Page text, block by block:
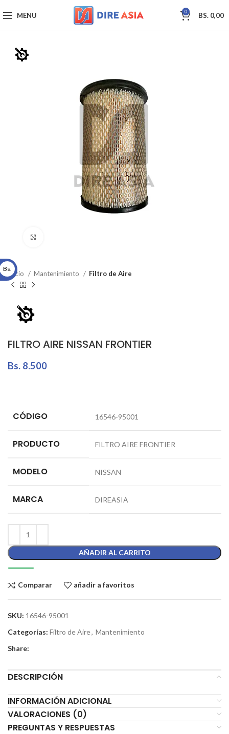
MENU 0 BS. 0,00
Inicio Mantenimiento Filtro de Aire
FILTRO AIRE NISSAN FRONTIER
Bs. 8.500
CÓDIGO 16546-95001
PRODUCTO FILTRO AIRE FRONTIER
MODELO NISSAN
MARCA DIREASIA
AÑADIR AL CARRITO
Comparar añadir a favoritos
SKU: 16546-95001
Categorías: Filtro de Aire, Mantenimiento
Share:
DESCRIPCIÓN
INFORMACIÓN ADICIONAL
VALORACIONES (0)
PREGUNTAS Y RESPUESTAS
Bs.